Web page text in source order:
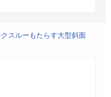
スルーもたらす大型斜面